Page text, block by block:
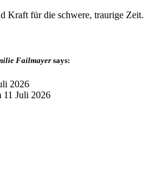
Kraft für die schwere, traurige Zeit.
Failmayer says:
2026
11 Juli 2026